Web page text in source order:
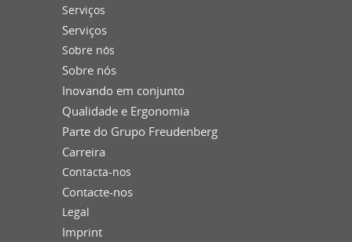
Serviços
Serviços
Sobre nós
Sobre nós
Inovando em conjunto
Qualidade e Ergonomia
Parte do Grupo Freudenberg
Carreira
Contacta-nos
Contacte-nos
Legal
Imprint